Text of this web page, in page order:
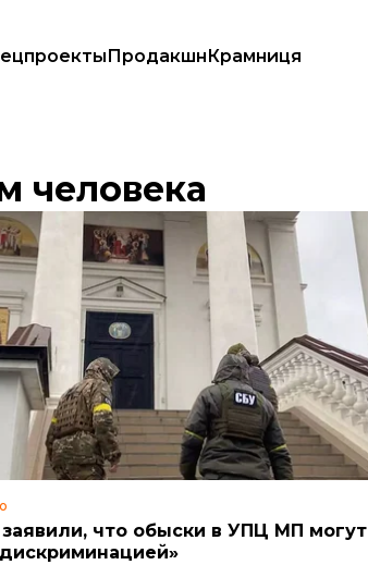
ПродакшнКрамниця
человека
что обыски в УПЦ МП могут